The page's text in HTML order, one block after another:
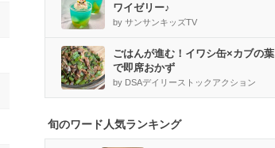
ワイゼリー♪
by サンサンキッズTV
ごはんが進む！イワシ缶×カブの葉
で即席おかず
by DSAデイリーストックアクション
旬のワード人気ランキング